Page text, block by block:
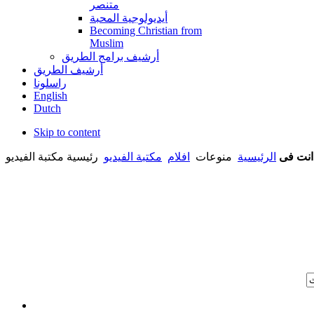
متنصر
أيديولوجية المحبة
Becoming Christian from
Muslim
أرشيف برامج الطريق
أرشيف الطريق
راسلونا
English
Dutch
Skip to content
انت فى الرئيسية منوعات افلام مكتبة الفيديو رئيسية مكتبة الفيديو